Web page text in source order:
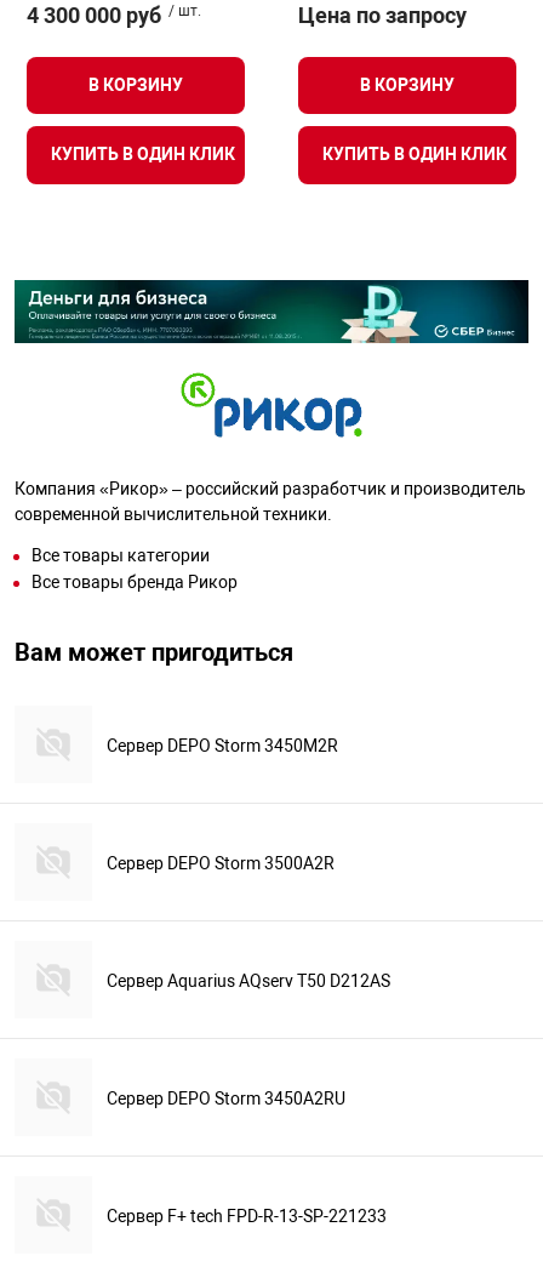
4 300 000 руб / шт.
В КОРЗИНУ
КУПИТЬ В ОДИН КЛИК
Цена по запросу
В КОРЗИНУ
КУПИТЬ В ОДИН КЛИК
Компания «Рикор» – российский разработчик и производитель
современной вычислительной техники.
Все товары категории
Все товары бренда Рикор
Вам может пригодиться
Сервер DEPO Storm 3450M2R
Сервер DEPO Storm 3500A2R
Сервер Aquarius AQserv T50 D212AS
Сервер DEPO Storm 3450A2RU
Сервер F+ tech FPD-R-13-SP-221233